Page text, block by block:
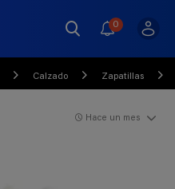
0
Calzado Zapatillas
Hace un mes